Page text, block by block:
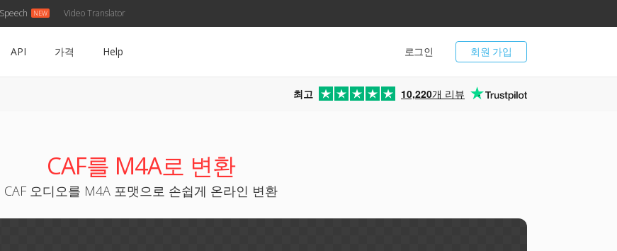
Video Translator
회원 가입
로그인
API 가격 Help
최고 10,220개 리뷰
CAF를 M4A로 변환
CAF 오디오를 M4A 포맷으로 손쉽게 온라인 변환